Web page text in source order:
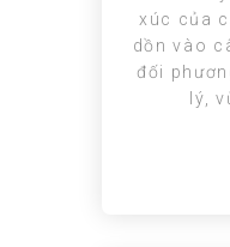
xúc của
dồn vào
đối
lý,